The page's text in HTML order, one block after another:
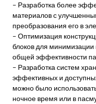
– Разработка более
материалов с
преобразования его в
– Оптимизация
блоков для
общей эффективности
– Разработка систем
эффективных и
можно было
ночное время или в